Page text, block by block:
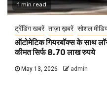
1 min read
ट्रेंडिंग खबरें ताज़ा ख़बरें सोशल
ऑटोमेटिक गियरबॉक्स के साथ
कीमत सिर्फ 8.70 लाख रुपये
May 13, 2026 admin